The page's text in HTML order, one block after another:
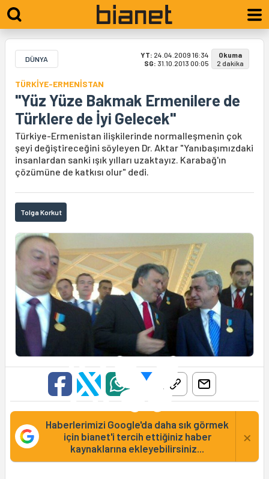
DÜNYA YT: 24.04.2009 16:34
SG: 31.10.2013 00:05
Okuma
2 dakika
TÜRKİYE-ERMENİSTAN
"Yüz Yüze Bakmak Ermenilere de
Türklere de İyi Gelecek"
Türkiye-Ermenistan ilişkilerinde normalleşmenin çok
şeyi değiştireceğini söyleyen Dr. Aktar "Yanıbaşımızdaki
insanlardan sanki ışık yılları uzaktayız. Karabağ'ın
çözümüne de katkısı olur" dedi.
Tolga Korkut
Haberlerimizi Google'da daha sık görmek
için bianet'i tercih ettiğiniz haber
kaynaklarına ekleyebilirsiniz...
×